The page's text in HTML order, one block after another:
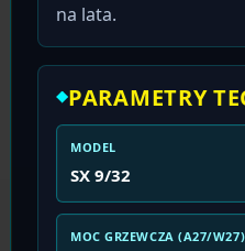
na lata.
PARAMETRY
MODEL
SX 9/32
MOC GRZEWCZA (A27/W27)